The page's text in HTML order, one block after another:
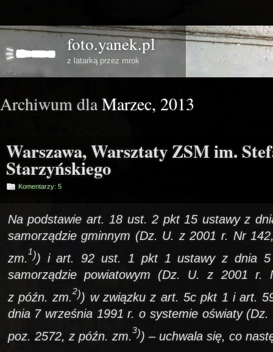
foto.yanek.pl
z latarką przez mrok
Archiwum dlaMarzec, 2013
Warszawa, Warsztaty ZSM im.
Starzyńskiego
Komentarzy: 5
Na podstawie art. 18 ust. 2 pkt 15 ustawy z
samorządzie gminnym (Dz. U. z 2001 r. Nr
zm.1)) i art. 92 ust. 1 pkt 1 ustawy z dnia 5
samorządzie powiatowym (Dz. U. z 2001 r.
z późn. zm.2)) w związku z art. 5c pkt 1 i art.
dnia 7 września 1991 r. o systemie oświaty
poz. 2572, z późn. zm.3)) – uchwala się, co